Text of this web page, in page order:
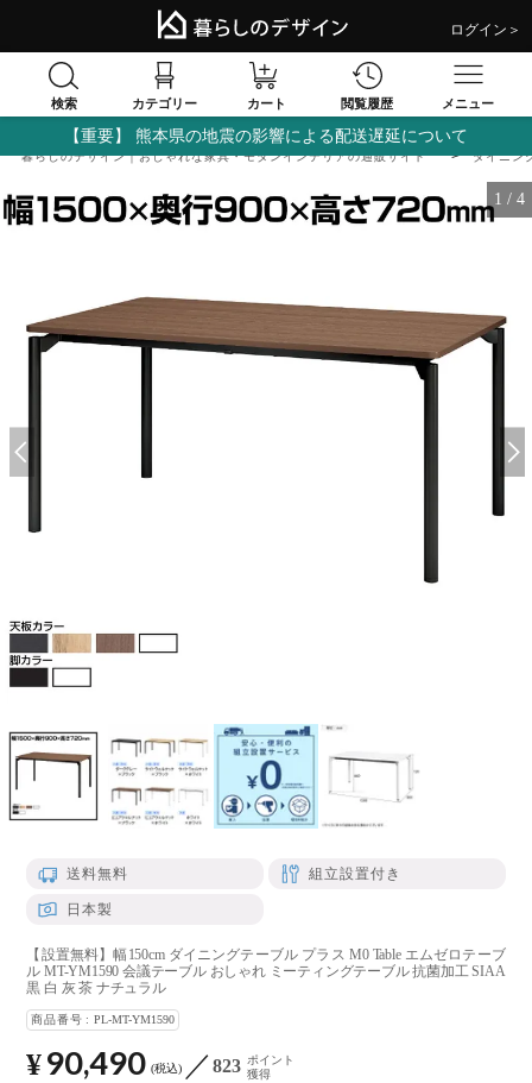
ログイン＞
検索 カテゴリー カート 閲覧履歴 メニュー
【重要】 熊本県の地震の影響による配送遅延について
暮らしのデザイン｜おしゃれな家具・モダンインテリアの通販サイト ダイニン
1 / 4
送料無料 組立設置付き
日本製
【設置無料】幅150cm ダイニングテーブル プラス M0 Table エムゼロテーブ
ル MT-YM1590 会議テーブル おしゃれ ミーティングテーブル 抗菌加工 SIAA
黒 白 灰 茶 ナチュラル
商品番号 PL-MT-YM1590
¥90,490 税込 823 ポイント
獲得